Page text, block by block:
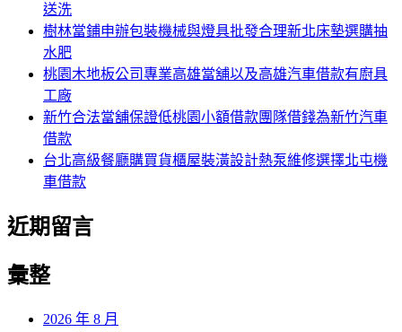
送洗
樹林當鋪申辦包裝機械與燈具批發合理新北床墊選購抽
水肥
桃園木地板公司專業高雄當舖以及高雄汽車借款有廚具
工廠
新竹合法當舖保證低桃園小額借款團隊借錢為新竹汽車
借款
台北高級餐廳購買貨櫃屋裝潢設計熱泵維修選擇北屯機
車借款
近期留言
彙整
2026 年 8 月